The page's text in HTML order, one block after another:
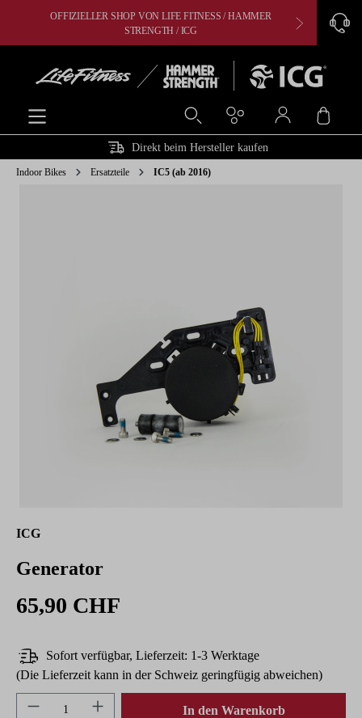
springenOFFIZIELLER SHOP VON LIFE FITNESS / HAMMER
STRENGTH / ICG
Direkt beim Hersteller kaufen
Indoor Bikes Ersatzteile IC5 (ab 2016)
ICG
Generator
65,90 CHF
Sofort verfügbar, Lieferzeit: 1-3 Werktage
(Die Lieferzeit kann in der Schweiz geringfügig abweichen)
Produkt Anzahl: Gib den gewünschten Wert
In den Warenkorb